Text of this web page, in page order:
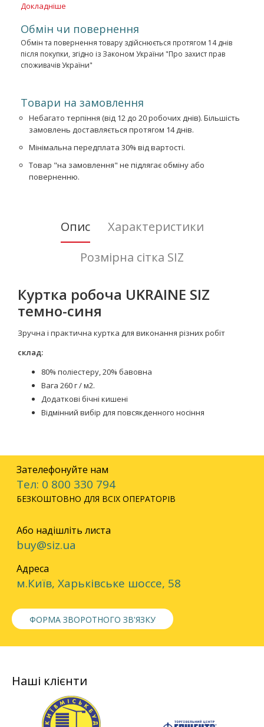
Докладніше
Обмін чи повернення
Обмін та повернення товару здійснюється протягом 14 днів
після покупки, згідно із Законом України "Про захист прав
споживачів України"
Товари на замовлення
Небагато терпіння (від 12 до 20 робочих днів). Більшість
замовлень доставляється протягом 14 днів.
Мінімальна передплата 30% від вартості.
Товар "на замовлення" не підлягає обміну або
поверненню.
Опис
Характеристики
Розмірна сітка SIZ
Куртка робоча UKRAINE SIZ
темно-синя
Зручна і практична куртка для виконання різних робіт
склад:
80% поліестеру, 20% бавовна
Вага 260 г / м2.
Додаткові бічні кишені
Відмінний вибір для повсякденного носіння
Зателефонуйте нам
Тел: 0 800 330 794
БЕЗКОШТОВНО ДЛЯ ВСІХ ОПЕРАТОРІВ
Або надішліть листа
buy@siz.ua
Адреса
м.Київ, Харьківське шоссе, 58
ФОРМА ЗВОРОТНОГО ЗВ'ЯЗКУ
Наші клієнти